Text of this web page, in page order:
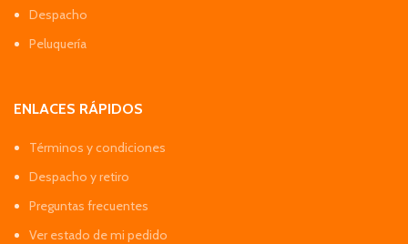
Despacho
Peluquería
ENLACES RÁPIDOS
Términos y condiciones
Despacho y retiro
Preguntas frecuentes
Ver estado de mi pedido